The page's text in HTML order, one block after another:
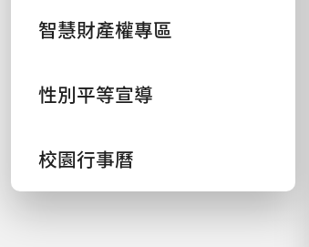
智慧財產權專區
性別平等宣導
校園行事曆